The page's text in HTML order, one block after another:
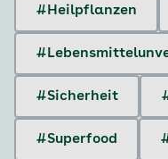
#Heilpflanzen
#Sicherheit
#Superfood